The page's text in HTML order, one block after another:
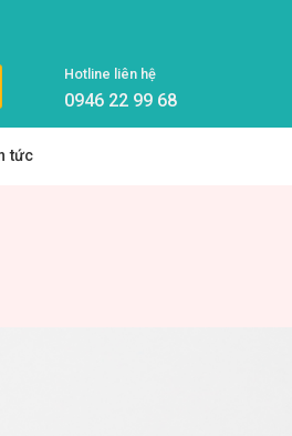
Hotline liên hệ
0946 22 99 68
tức